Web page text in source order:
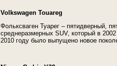
Volkswagen Touareg
Фольксваген Туарег – пятидверный,
среднеразмерных SUV, который в
2010 году было выпущено новое